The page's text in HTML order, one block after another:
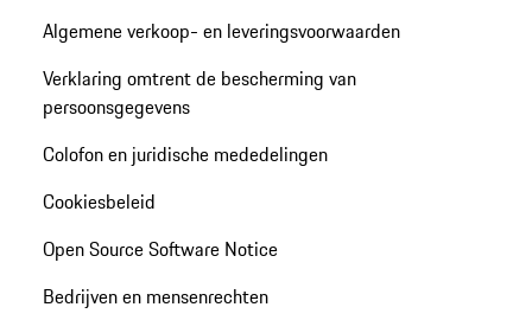
Algemene verkoop- en leveringsvoorwaarden
Verklaring omtrent de bescherming van
persoonsgegevens
Colofon en juridische mededelingen
Cookiesbeleid
Open Source Software Notice
Bedrijven en mensenrechten